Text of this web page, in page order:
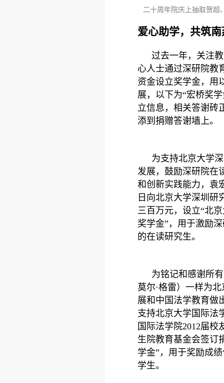
二十周年院庆上抽取贺超
爱心助学，共筑南
过去一年，关注
心人士通过深研院教
资金设立奖学金，用
展，以下为“宏桥奖
立信息，相关答谢砖
添到捐赠答谢墙上。
为支持北京大学
发展，鼓励深研院在
和创新实践能力，袁
日向北京大学深圳研
三百万元，设立“北
奖学金”，用于激励
的在读研究生。
为铭记和感谢所
莫尔·格雷）一样为
展和中国法学教育做
支持北京大学国际法
国际法学院2012届校
生院教育基金会签订
学金”，用于奖励成
学生。